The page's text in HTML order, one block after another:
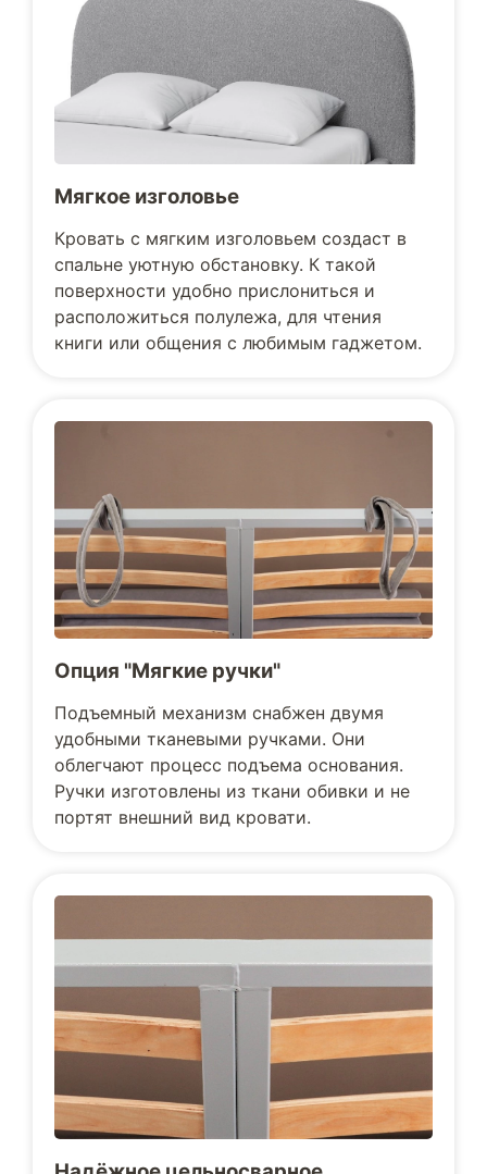
Мягкое изголовье
Кровать с мягким изголовьем создаст в
спальне уютную обстановку. К такой
поверхности удобно прислониться и
расположиться полулежа, для чтения
книги или общения с любимым гаджетом.
Опция "Мягкие ручки"
Подъемный механизм снабжен двумя
удобными тканевыми ручками. Они
облегчают процесс подъема основания.
Ручки изготовлены из ткани обивки и не
портят внешний вид кровати.